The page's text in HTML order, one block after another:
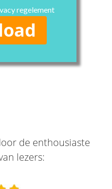
regelement
de enthousiaste
lezers: